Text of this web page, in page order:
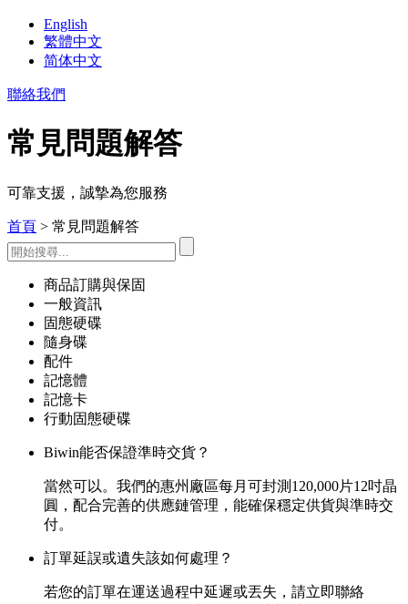
English
繁體中文
简体中文
聯絡我們
常見問題解答
可靠支援，誠摯為您服務
首頁 > 常見問題解答
商品訂購與保固
一般資訊
固態硬碟
隨身碟
配件
記憶體
記憶卡
行動固態硬碟
Biwin能否保證準時交貨？
當然可以。我們的惠州廠區每月可封測120,000片12吋晶
圓，配合完善的供應鏈管理，能確保穩定供貨與準時交
付。
訂單延誤或遺失該如何處理？
若您的訂單在運送過程中延遲或丟失，請立即聯絡